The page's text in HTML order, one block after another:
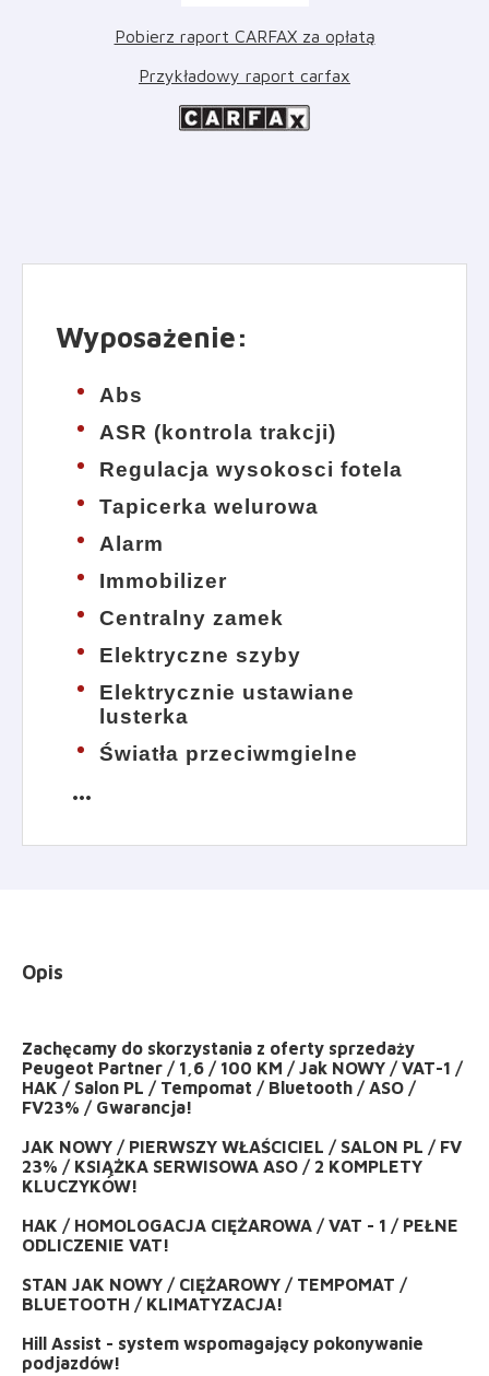
Pobierz raport CARFAX za opłatą
Przykładowy raport carfax
Wyposażenie:
Abs
ASR (kontrola trakcji)
Regulacja wysokosci fotela
Tapicerka welurowa
Alarm
Immobilizer
Centralny zamek
Elektryczne szyby
Elektrycznie ustawiane
lusterka
Światła przeciwmgielne
more_horiz
Opis
Zachęcamy do skorzystania z oferty sprzedaży
Peugeot Partner / 1,6 / 100 KM / Jak NOWY / VAT-1 /
HAK / Salon PL / Tempomat / Bluetooth / ASO /
FV23% / Gwarancja!
JAK NOWY / PIERWSZY WŁAŚCICIEL / SALON PL / FV
23% / KSIĄŻKA SERWISOWA ASO / 2 KOMPLETY
KLUCZYKÓW!
HAK / HOMOLOGACJA CIĘŻAROWA / VAT - 1 / PEŁNE
ODLICZENIE VAT!
STAN JAK NOWY / CIĘŻAROWY / TEMPOMAT /
BLUETOOTH / KLIMATYZACJA!
Hill Assist - system wspomagający pokonywanie
podjazdów!